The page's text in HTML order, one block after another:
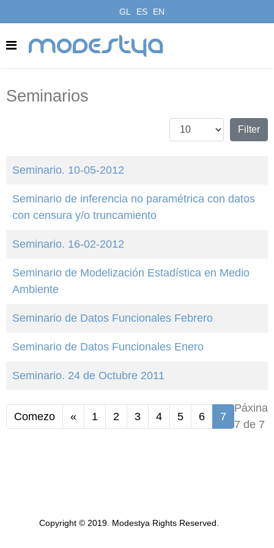
GL ES EN
modestya
Seminarios
Amosar # Filter
Seminario. 10-05-2012
Seminario de inferencia no paramétrica con datos
con censura y/o truncamiento
Seminario. 16-02-2012
Seminario de Modelización Estadística en Medio
Ambiente
Seminario de Datos Funcionales Febrero
Seminario de Datos Funcionales Enero
Seminario. 24 de Octubre 2011
Comezo « 1 2 3 4 5 6 7
Páxina
7 de 7
Copyright © 2019. Modestya Rights Reserved.